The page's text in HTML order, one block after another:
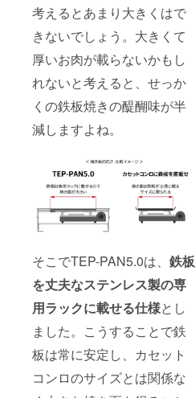
考えるとあまり大きくはで
きないでしょう。大きくて
厚いお肉が載らないかもし
れないと考えると、せっか
くの鉄板焼きの醍醐味が半
減しますよね。
そこでTEP-PAN5.0は、 鉄板
を丈夫なステンレス製の専
用ラックに載せる仕様とし
ました。こうすることで鉄
板は常に安定し、カセット
コンロのサイズとは関係な